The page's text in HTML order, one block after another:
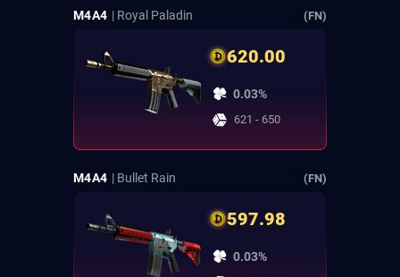
M4A4 | Royal Paladin (FN)
620.00
0.03%
621 - 650
M4A4 | Bullet Rain (FN)
597.98
0.03%